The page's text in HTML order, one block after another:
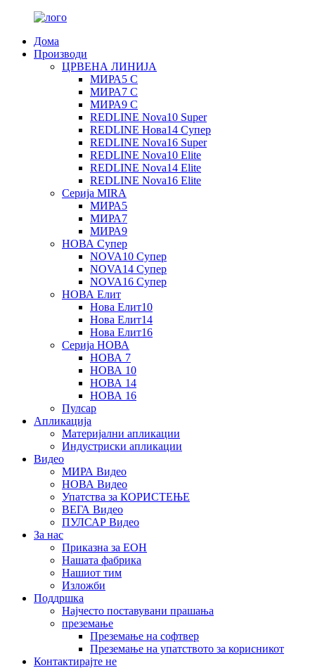
Дома
Производи
ЦРВЕНА ЛИНИЈА
МИРА5 С
МИРА7 С
МИРА9 С
REDLINE Nova10 Super
REDLINE Нова14 Супер
REDLINE Nova16 Super
REDLINE Nova10 Elite
REDLINE Nova14 Elite
REDLINE Nova16 Elite
Серија MIRA
МИРА5
МИРА7
МИРА9
НОВА Супер
NOVA10 Супер
NOVA14 Супер
NOVA16 Супер
НОВА Елит
Нова Елит10
Нова Елит14
Нова Елит16
Серија НОВА
НОВА 7
НОВА 10
НОВА 14
НОВА 16
Пулсар
Апликација
Материјални апликации
Индустриски апликации
Видео
МИРА Видео
НОВА Видео
Упатства за КОРИСТЕЊЕ
ВЕГА Видео
ПУЛСАР Видео
За нас
Приказна за ЕОН
Нашата фабрика
Нашиот тим
Изложби
Поддршка
Најчесто поставувани прашања
преземање
Преземање на софтвер
Преземање на упатството за корисникот
Контактирајте не